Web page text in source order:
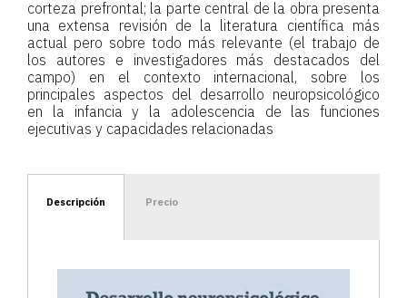
corteza prefrontal; la parte central de la obra presenta
una extensa revisión de la literatura científica más
actual pero sobre todo más relevante (el trabajo de
los autores e investigadores más destacados del
campo) en el contexto internacional, sobre los
principales aspectos del desarrollo neuropsicológico
en la infancia y la adolescencia de las funciones
ejecutivas y capacidades relacionadas
Descripción Precio